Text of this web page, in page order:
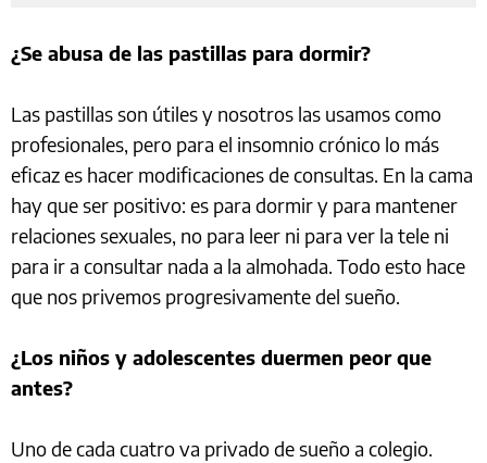
¿Se abusa de las pastillas para dormir?
Las pastillas son útiles y nosotros las usamos como
profesionales, pero para el insomnio crónico lo más
eficaz es hacer modificaciones de consultas. En la cama
hay que ser positivo: es para dormir y para mantener
relaciones sexuales, no para leer ni para ver la tele ni
para ir a consultar nada a la almohada. Todo esto hace
que nos privemos progresivamente del sueño.
¿Los niños y adolescentes duermen peor que
antes?
Uno de cada cuatro va privado de sueño a colegio.